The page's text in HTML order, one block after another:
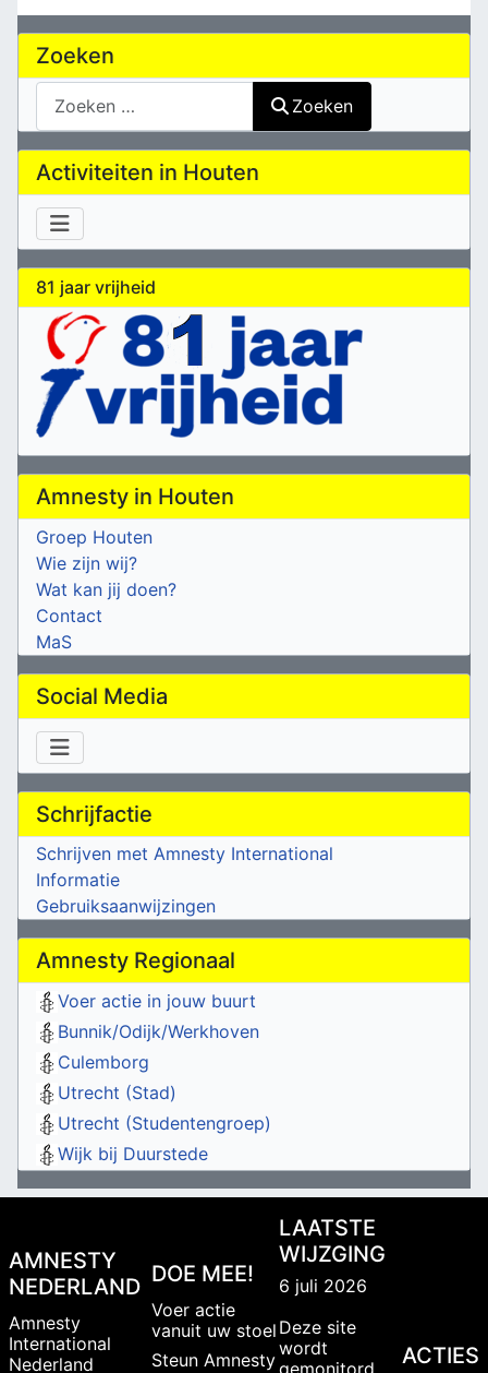
Zoeken
Zoeken
Zoeken
Activiteiten in Houten
81 jaar vrijheid
Amnesty in Houten
Groep Houten
Wie zijn wij?
Wat kan jij doen?
Contact
MaS
Social Media
Schrijfactie
Schrijven met Amnesty International
Informatie
Gebruiksaanwijzingen
Amnesty Regionaal
Voer actie in jouw buurt
Bunnik/Odijk/Werkhoven
Culemborg
Utrecht (Stad)
Utrecht (Studentengroep)
Wijk bij Duurstede
AMNESTY
NEDERLAND
Amnesty
International
Nederland
DOE MEE!
Voer actie
vanuit uw stoel
Steun Amnesty
LAATSTE
WIJZGING
6 juli 2026
Deze site
wordt
ACTIES